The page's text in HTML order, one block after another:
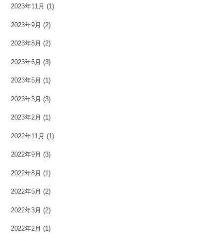
2023年11月 (1)
2023年9月 (2)
2023年8月 (2)
2023年6月 (3)
2023年5月 (1)
2023年3月 (3)
2023年2月 (1)
2022年11月 (1)
2022年9月 (3)
2022年8月 (1)
2022年5月 (2)
2022年3月 (2)
2022年2月 (1)